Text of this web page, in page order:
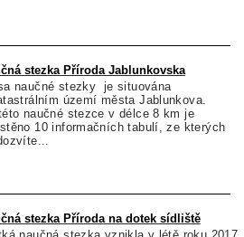
stezka Příroda Jablunkovska
naučné stezky je situována
území města Jablunkova.
naučné stezce v délce 8 km je
10 informačních tabulí, ze kterých
stezka Příroda na dotek sídliště